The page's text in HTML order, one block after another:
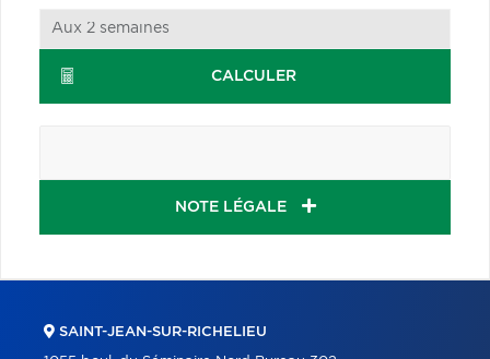
CALCULER
NOTE LÉGALE
SAINT-JEAN-SUR-RICHELIEU